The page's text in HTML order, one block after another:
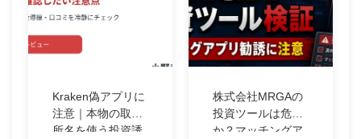
Kraken偽アプリに
注意｜本物の取引
所名を使う投資誘
株式会社MRGAの
投資ツールは危険
か？マッチングア